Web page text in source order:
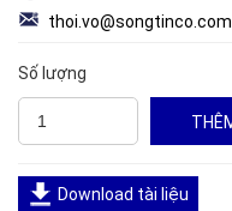
thoi.vo@songtinco.com
Số lượng
Download tài liệu